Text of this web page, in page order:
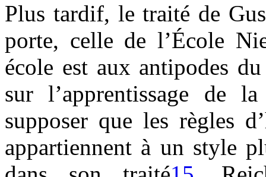
Plus tardif, le traité de
porte, celle de l’École
école est aux antipodes
sur l’apprentissage de
supposer que les règles
appartiennent à un style